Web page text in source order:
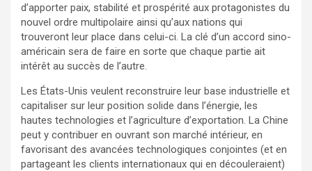
d’apporter paix, stabilité et prospérité aux protagonistes du
nouvel ordre multipolaire ainsi qu’aux nations qui
trouveront leur place dans celui-ci. La clé d’un accord sino-
américain sera de faire en sorte que chaque partie ait
intérêt au succès de l’autre.
Les États-Unis veulent reconstruire leur base industrielle et
capitaliser sur leur position solide dans l’énergie, les
hautes technologies et l’agriculture d’exportation. La Chine
peut y contribuer en ouvrant son marché intérieur, en
favorisant des avancées technologiques conjointes (et en
partageant les clients internationaux qui en découleraient)